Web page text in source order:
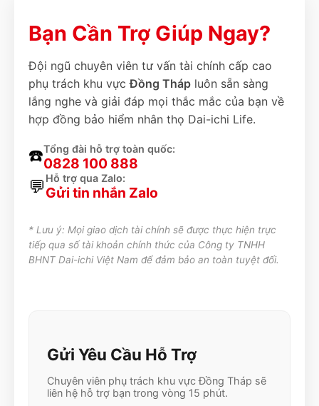
Bạn Cần Trợ Giúp Ngay?
Đội ngũ chuyên viên tư vấn tài chính cấp cao
phụ trách khu vựcĐồng Tháp luôn sẵn sàng
lắng nghe và giải đáp mọi thắc mắc của bạn về
hợp đồng bảo hiểm nhân thọ Dai-ichi Life.
☎️Tổng đài hỗ trợ toàn quốc:
0828 100 888
💬 Hỗ trợ qua Zalo:
Gửi tin nhắn Zalo
* Lưu ý: Mọi giao dịch tài chính sẽ được thực hiện trực
tiếp qua số tài khoản chính thức của Công ty TNHH
BHNT Dai-ichi Việt Nam để đảm bảo an toàn tuyệt đối.
Gửi Yêu Cầu Hỗ Trợ
Chuyên viên phụ trách khu vựcĐồng Tháp sẽ
liên hệ hỗ trợ bạn trong vòng 15 phút.